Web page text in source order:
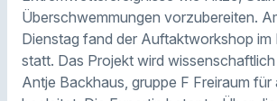
Überschwemmungen vorzubereiten.
Dienstag fand der Auftaktworkshop im
statt. Das Projekt wird
Antje Backhaus, gruppe F Freiraum für